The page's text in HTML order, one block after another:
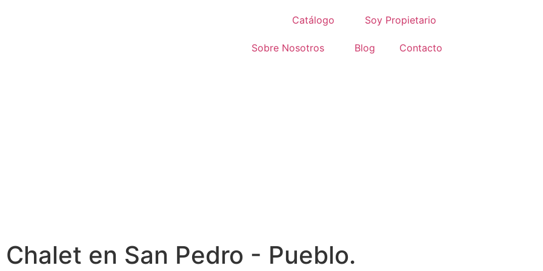
Catálogo Soy Propietario
Sobre Nosotros Blog Contacto
Chalet en San Pedro - Pueblo.